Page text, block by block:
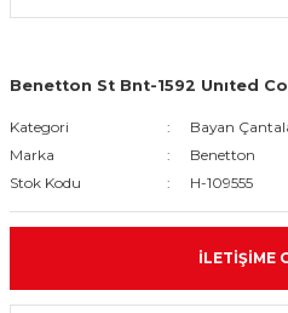
Benetton St Bnt-1592 Unıted
Kategori
Bayan
Marka
Benetton
Stok Kodu
H-109555
İLETIŞIME